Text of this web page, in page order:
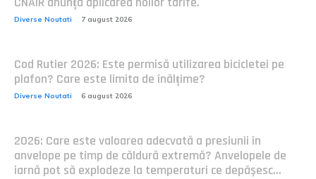
Diverse Noutati 7 august 2026
Cod Rutier 2026: Este permisă utilizarea bicicletei pe
plafon? Care este limita de înălțime?
Diverse Noutati 6 august 2026
2026: Care este valoarea adecvată a presiunii în
anvelope pe timp de căldură extremă? Anvelopele de
iarnă pot să explodeze la temperaturi ce depășesc...